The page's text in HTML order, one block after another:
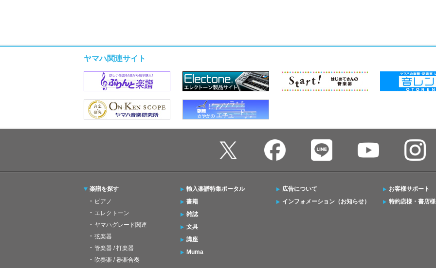
ヤマハ関連サイト
楽譜を探す
ピアノ
エレクトーン
ヤマハグレード関連
弦楽器
管楽器 / 打楽器
吹奏楽 / 器楽合奏
輸入楽譜特集ポータル
書籍
雑誌
文具
講座
Muma
広告について
インフォメーション（お知らせ）
お客様サポート
特約店様・書店